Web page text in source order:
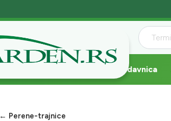
Prodavnica
← Perene-trajnice